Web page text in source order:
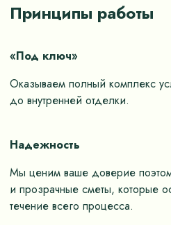
Принципы работы
«Под ключ»
Оказываем полный комплекс
до внутренней отделки.
Надежность
Мы ценим ваше доверие
и прозрачные сметы, которые
течение всего процесса.